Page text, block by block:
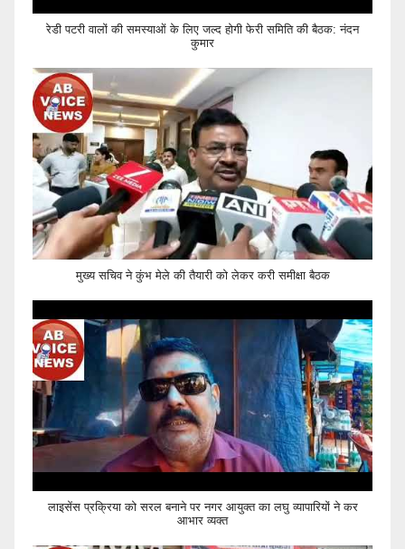
रेडी पटरी वालों की समस्याओं के लिए जल्द होगी फेरी समिति की बैठक: नंदन
कुमार
मुख्य सचिव ने कुंभ मेले की तैयारी को लेकर करी समीक्षा बैठक
लाइसेंस प्रक्रिया को सरल बनाने पर नगर आयुक्त का लघु व्यापारियों ने कर
आभार व्यक्त